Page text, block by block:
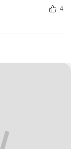
4